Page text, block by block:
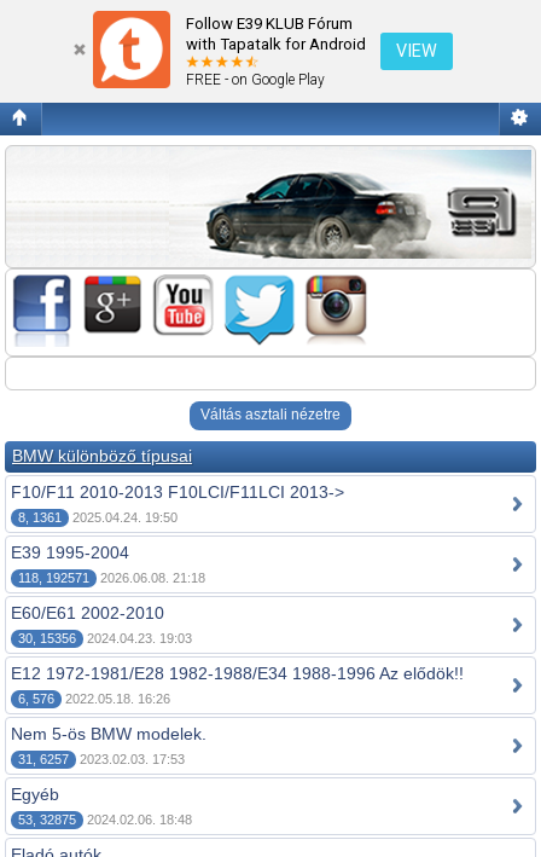
Follow E39 KLUB Fórum
with Tapatalk for Android
FREE - on Google Play
VIEW
Fórum kezdőlap megtekintése
Váltás asztali nézetre
BMW különböző típusai
F10/F11 2010-2013 F10LCI/F11LCI 2013->
8, 1361 2025.04.24. 19:50
E39 1995-2004
118, 192571 2026.06.08. 21:18
E60/E61 2002-2010
30, 15356 2024.04.23. 19:03
E12 1972-1981/E28 1982-1988/E34 1988-1996 Az elődök!!
6, 576 2022.05.18. 16:26
Nem 5-ös BMW modelek.
31, 6257 2023.02.03. 17:53
Egyéb
53, 32875 2024.02.06. 18:48